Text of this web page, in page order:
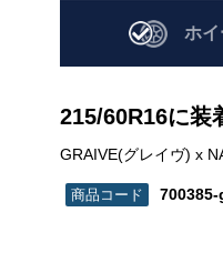
ホイ
215/60R16に装
GRAIVE(グレイヴ) x